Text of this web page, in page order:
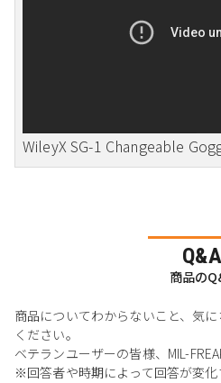
WileyX SG-1 Changeable
Q&A
商品の
商品についてわからないこと、気
ください。
ベテランユーザーの皆様、MIL-
※回答者や時期によって回答が変化